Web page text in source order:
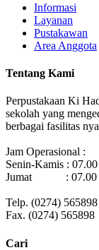
Informasi
Layanan
Pustakawan
Area Anggota
Tentang Kami
Perpustakaan Ki
sekolah yang
berbagai fasilitas
Jam Operasional :
Senin-Kamis :
Jumat : 07.00 -
Telp. (0274) 565898
Fax. (0274) 565898
Cari